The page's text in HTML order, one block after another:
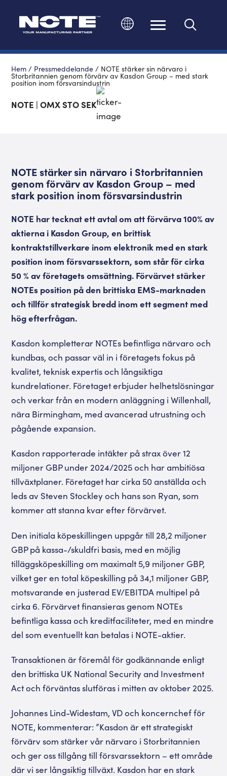
Hem / Pressmeddelande / NOTE stärker sin närvaro i
Storbritannien genom förvärv av Kasdon Group – med stark
position inom försvarsindustrin
NOTE | OMX STO SEK
NOTE stärker sin närvaro i Storbritannien
genom förvärv av Kasdon Group – med
stark position inom försvarsindustrin
NOTE har tecknat ett avtal om att förvärva 100% av
aktierna i Kasdon Group, en brittisk
kontraktstillverkare inom elektronik med en stark
position inom försvarssektorn, som står för cirka
50 % av företagets omsättning. Förvärvet stärker
NOTEs position på den brittiska EMS-marknaden
och tillför strategisk bredd inom ett segment med
hög efterfrågan.
Kasdon kompletterar NOTEs befintliga närvaro och
kundbas, och passar väl in i företagets fokus på
kvalitet, teknisk expertis och långsiktiga
kundrelationer. Företaget erbjuder helhetslösningar
och verkar från en modern anläggning i Willenhall,
nära Birmingham, med avancerad utrustning och
pågående expansion.
Kasdon rapporterade intäkter på strax över 12
miljoner GBP under 2024/2025 och har ambitiösa
tillväxtplaner. Företaget har cirka 50 anställda och
leds av Steven Stockley och hans son Ryan, som
kommer att stanna kvar efter förvärvet.
Den initiala köpeskillingen uppgår till 28,2 miljoner
GBP på kassa-/skuldfri basis, med en möjlig
tilläggsköpeskilling om maximalt 5,9 miljoner GBP,
vilket ger en total köpeskilling på 34,1 miljoner GBP,
motsvarande en justerad EV/EBITDA multipel på
cirka 6. Förvärvet finansieras genom NOTEs
befintliga kassa och kreditfaciliteter, med en mindre
del som eventuellt kan betalas i NOTE-aktier.
Transaktionen är föremål för godkännande enligt
den brittiska UK National Security and Investment
Act och förväntas slutföras i mitten av oktober 2025.
Johannes Lind-Widestam, VD och koncernchef för
NOTE, kommenterar: ”Kasdon är ett strategiskt
förvärv som stärker vår närvaro i Storbritannien
och ger oss tillgång till försvarssektorn – ett område
där vi ser långsiktig tillväxt. Kasdon har en stark